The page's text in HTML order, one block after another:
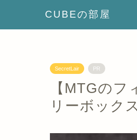
CUBEの部屋
SecretLair PR
【MTGの
リーボック